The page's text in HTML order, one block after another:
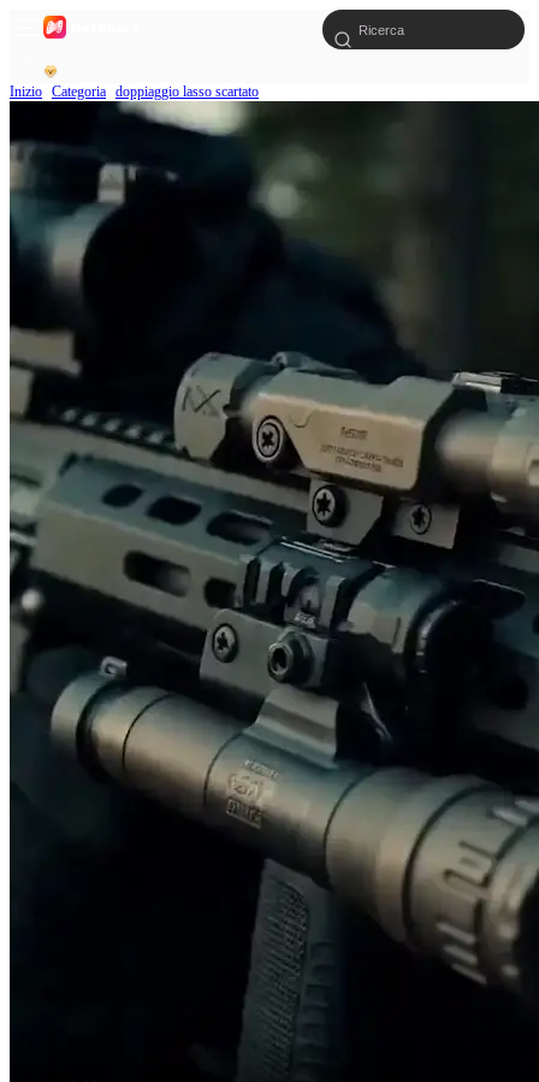
Inizio Categoria doppiaggio lasso scartato